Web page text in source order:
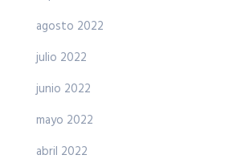
agosto 2022
julio 2022
junio 2022
mayo 2022
abril 2022